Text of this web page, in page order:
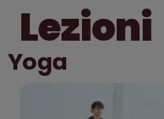
Lezioni
Yoga